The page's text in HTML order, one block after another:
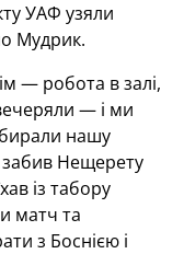
УАФ узяли
Мудрик.
— робота в залі,
— і ми
нашу
забив Нещерету
із табору
матч та
з Боснією і